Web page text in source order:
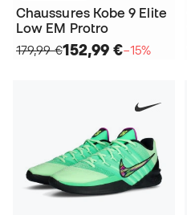
Chaussures Kobe 9 Elite
Low EM Protro
179,99 €152,99 €−15%